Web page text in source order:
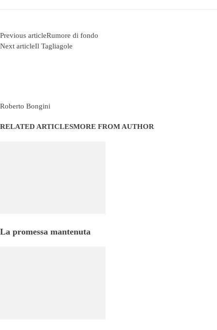
Previous articleRumore di fondo
Next articleIl Tagliagole
Roberto Bongini
RELATED ARTICLESMORE FROM AUTHOR
La promessa mantenuta